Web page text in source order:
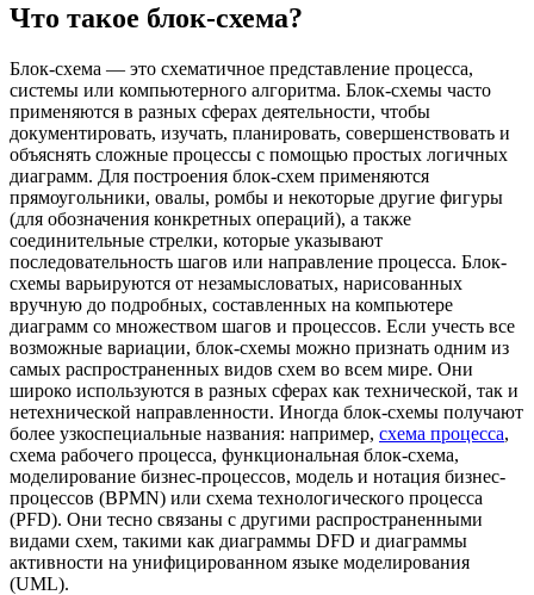
Что такое блок-схема?
Блок-схема — это схематичное представление процесса,
системы или компьютерного алгоритма. Блок-схемы часто
применяются в разных сферах деятельности, чтобы
документировать, изучать, планировать, совершенствовать и
объяснять сложные процессы с помощью простых логичных
диаграмм. Для построения блок-схем применяются
прямоугольники, овалы, ромбы и некоторые другие фигуры
(для обозначения конкретных операций), а также
соединительные стрелки, которые указывают
последовательность шагов или направление процесса. Блок-
схемы варьируются от незамысловатых, нарисованных
вручную до подробных, составленных на компьютере
диаграмм со множеством шагов и процессов. Если учесть все
возможные вариации, блок-схемы можно признать одним из
самых распространенных видов схем во всем мире. Они
широко используются в разных сферах как технической, так и
нетехнической направленности. Иногда блок-схемы получают
более узкоспециальные названия: например, схема процесса,
схема рабочего процесса, функциональная блок-схема,
моделирование бизнес-процессов, модель и нотация бизнес-
процессов (BPMN) или схема технологического процесса
(PFD). Они тесно связаны с другими распространенными
видами схем, такими как диаграммы DFD и диаграммы
активности на унифицированном языке моделирования
(UML).